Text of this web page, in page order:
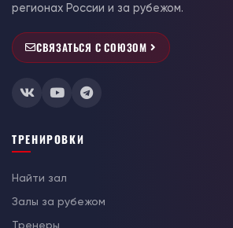
регионах России и за рубежом.
СВЯЗАТЬСЯ С СОЮЗОМ
ТРЕНИРОВКИ
Найти зал
Залы за рубежом
Тренеры